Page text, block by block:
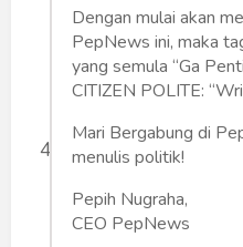
selamat sampai
fasih dengan rute-
Utara.
Efisiensi Biaya:
pariwisata
Dengan mulai akan
PepNews ini, maka
yang semula “Ga
CITIZEN POLITE:
Mari Bergabung di
menulis politik!
Pepih Nugraha,
CEO PepNews